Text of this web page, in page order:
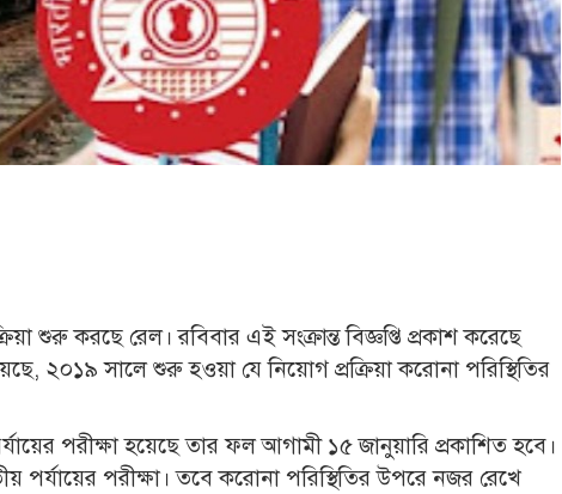
শুরু করছে রেল। রবিবার এই সংক্রান্ত বিজ্ঞপ্তি প্রকাশ করেছে
২০১৯ সালে শুরু হওয়া যে নিয়োগ প্রক্রিয়া করোনা পরিস্থিতির
পরীক্ষা হয়েছে তার ফল আগামী ১৫ জানুয়ারি প্রকাশিত হবে।
পর্যায়ের পরীক্ষা। তবে করোনা পরিস্থিতির উপরে নজর রেখে